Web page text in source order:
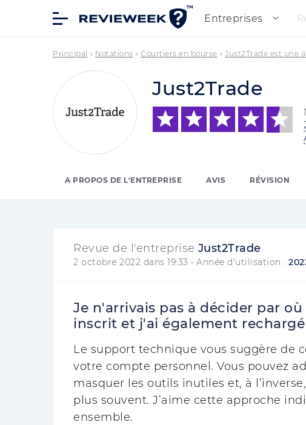
Entreprises
Principal » Notations » Courtiers en bourse » Just2Trade est une
Just2Trade
A PROPOS DE L'ENTREPRISE AVIS RÉVISION
Revue de l'entreprise Just2Trade
2 octobre 2022 dans 19:33 • Année d'utilisation :
Je n'arrivais pas à décider par
inscrit et j'ai également
Le support technique vous suggère de
votre compte personnel. Vous pouvez
masquer les outils inutiles et, à
plus souvent. J’aime cette approche
ensemble.